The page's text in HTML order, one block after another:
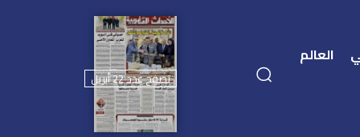
العالم
تصفح عدد 22 أبريل